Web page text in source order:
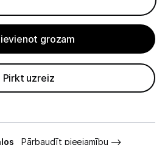
ekrāni
grozam
Pirkt uzreiz
Pārbaudīt pieejamību